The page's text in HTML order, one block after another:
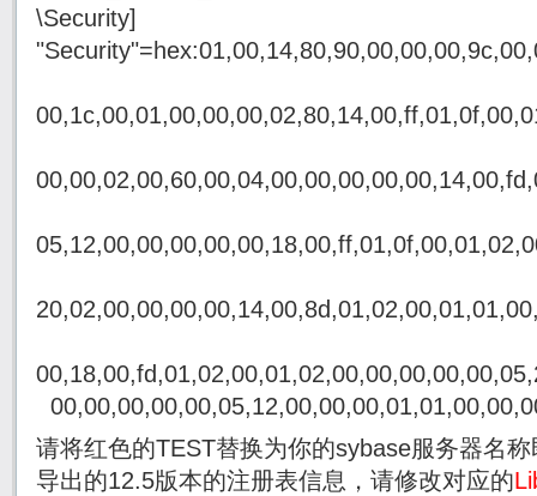
\Security]
请将红色的TEST替换为你的sybase服务器名
导出的12.5版本的注册表信息，请修改对应的